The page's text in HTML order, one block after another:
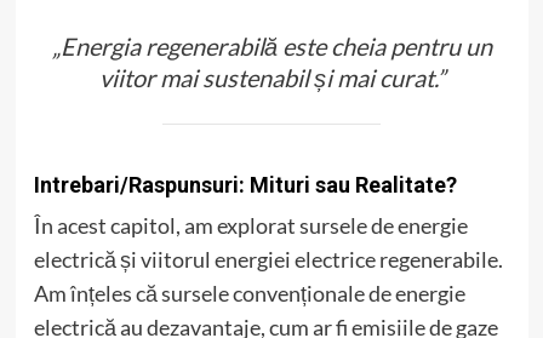
„Energia regenerabilă este cheia pentru un
viitor mai sustenabil și mai curat.”
Intrebari/Raspunsuri: Mituri sau Realitate?
În acest capitol, am explorat sursele de energie
electrică și viitorul energiei electrice regenerabile.
Am înțeles că sursele convenționale de energie
electrică au dezavantaje, cum ar fi emisiile de gaze